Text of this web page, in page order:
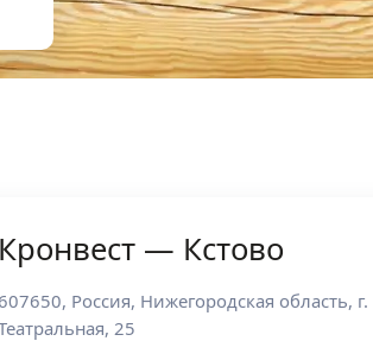
Кронвест — Кстово
607650, Россия, Нижегородская область, г.
25